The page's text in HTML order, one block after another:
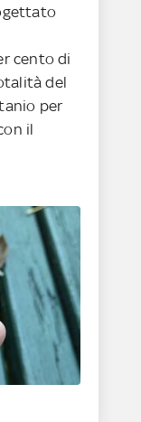
cento di
del
per
il